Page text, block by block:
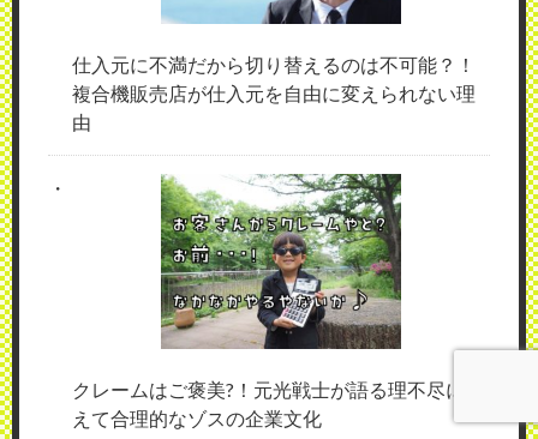
仕入元に不満だから切り替えるのは不可能？！
複合機販売店が仕入元を自由に変えられない理
由
クレームはご褒美?！元光戦士が語る理不尽に見
えて合理的なゾスの企業文化